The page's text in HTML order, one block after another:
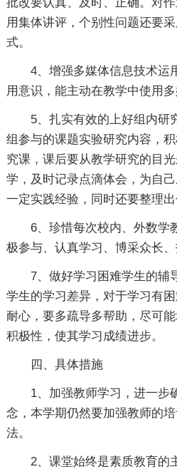
用集体讲评，个别性问题还要
式。
4、增强多媒体信息技术运
用意识，能主动在教学中使用多
5、扎实有效的上好组内研
组参与的课题实验研究内容，
究课，课后要从教学研究的目
学，及时记录点滴体会，为自
一定实践经验，同时还要整理
6、珍惜每次校内、外数学
极参与、认真学习、博采众长、
7、做好学习困难学生的辅
学生的学习差异，对于学习有
耐心，要多疏导多帮助，尽可
积极性，使其学习成绩进步。
四、具体措施
1、加强教师学习，进一步
念，本学期仍然要加强教师的
法。
2、课堂始终是素质教育的